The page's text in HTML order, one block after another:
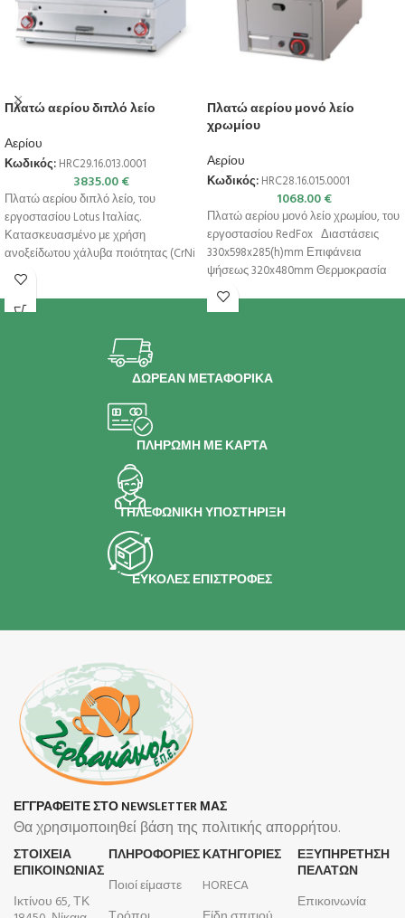
Πλατώ αερίου διπλό λείο
Αερίου
Κωδικός: HRC29.16.013.0001
3835.00€
Πλατώ αερίου διπλό λείο, του
εργοστασίου Lotus Ιταλίας.
Κατασκευασμένο με χρήση
ανοξείδωτου χάλυβα ποιότητας (CrNi
18/10 AISI 304) , με
Πλατώ αερίου μονό λείο
χρωμίου
Αερίου
Κωδικός: HRC28.16.015.0001
1068.00€
Πλατώ αερίου μονό λείο χρωμίου, του
εργοστασίου RedFox Διαστάσεις
330x598x285(h)mm Επιφάνεια
ψήσεως 320x480mm Θερμοκρασία
50ºC – 300ºC Ισχύς 4
ΔΩΡΕΑΝ ΜΕΤΑΦΟΡΙΚΑ
ΠΛΗΡΩΜΗ ΜΕ ΚΑΡΤΑ
ΤΗΛΕΦΩΝΙΚΗ ΥΠΟΣΤΗΡΙΞΗ
ΕΥΚΟΛΕΣ ΕΠΙΣΤΡΟΦΕΣ
ΕΓΓΡΑΦΕΙΤΕ ΣΤΟ NEWSLETTER ΜΑΣ
Θα χρησιμοποιηθεί βάση της πολιτικής απορρήτου.
ΣΤΟΙΧΕΙΑ
ΕΠΙΚΟΙΝΩΝΙΑΣ
Ικτίνου 65, ΤΚ
ΠΛΗΡΟΦΟΡΊΕΣ
Ποιοί είμαστε
ΚΑΤΗΓΟΡΙΕΣ
HORECA
ΕΞΥΠΗΡΕΤΗΣΗ
ΠΕΛΑΤΩΝ
Επικοινωνία